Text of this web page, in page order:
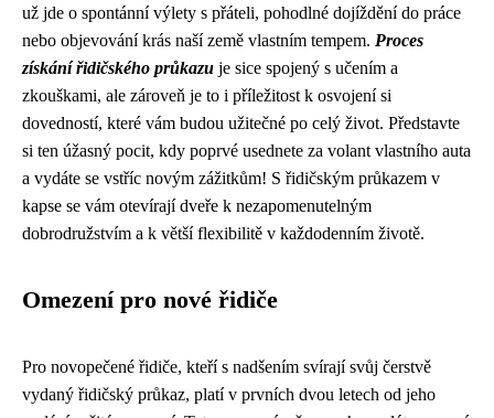
už jde o spontánní výlety s přáteli, pohodlné dojíždění do práce
nebo objevování krás naší země vlastním tempem. Proces
získání řidičského průkazu je sice spojený s učením a
zkouškami, ale zároveň je to i příležitost k osvojení si
dovedností, které vám budou užitečné po celý život. Představte
si ten úžasný pocit, kdy poprvé usednete za volant vlastního auta
a vydáte se vstříc novým zážitkům! S řidičským průkazem v
kapse se vám otevírají dveře k nezapomenutelným
dobrodružstvím a k větší flexibilitě v každodenním životě.
Omezení pro nové řidiče
Pro novopečené řidiče, kteří s nadšením svírají svůj čerstvě
vydaný řidičský průkaz, platí v prvních dvou letech od jeho